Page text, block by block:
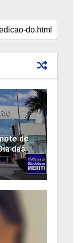
de
das